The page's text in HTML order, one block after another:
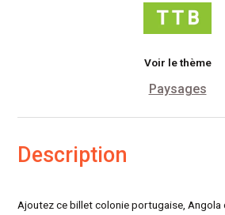
Voir le thème
Paysages
Description
Ajoutez ce billet colonie portugaise, Angola